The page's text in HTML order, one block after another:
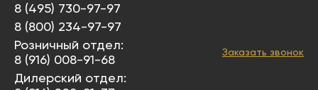
8 (495) 730-97-97
8 (800) 234-97-97
Розничный отдел:
8 (916) 008-91-68
Дилерский отдел:
Заказать звонок